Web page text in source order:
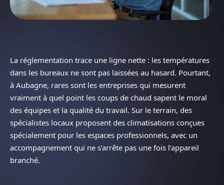
La réglementation trace une ligne nette : les températures
dans les bureaux ne sont pas laissées au hasard. Pourtant,
à Aubagne, rares sont les entreprises qui mesurent
vraiment à quel point les coups de chaud sapent le moral
des équipes et la qualité du travail. Sur le terrain, des
spécialistes locaux proposent des climatisations conçues
spécialement pour les espaces professionnels, avec un
accompagnement qui ne s’arrête pas une fois l’appareil
branché.